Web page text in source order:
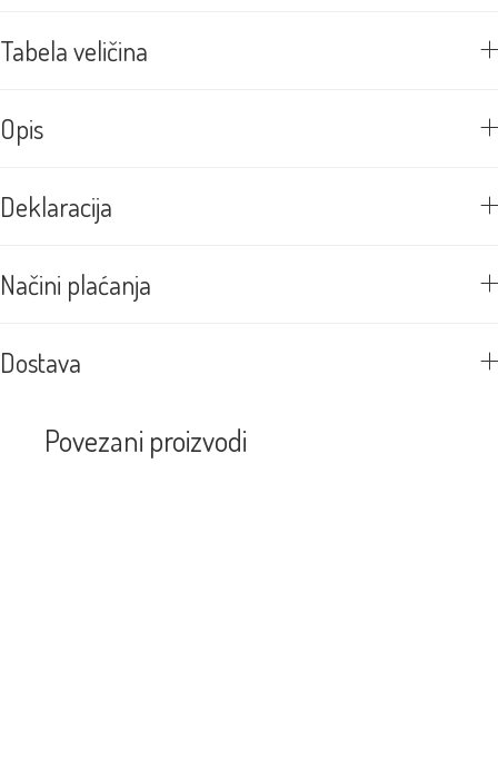
Tabela veličina
Opis
Deklaracija
Načini plaćanja
Dostava
Povezani proizvodi